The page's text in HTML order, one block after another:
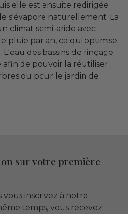
elle est ensuite redirigée
s'évapore naturellement. La
climat semi-aride avec
pluie par an, ce qui optimise
L'eau des bassins de rinçage
de pouvoir la réutiliser
ou pour le jardin de
sur votre première
vous inscrivez à notre
temps, vous recevez